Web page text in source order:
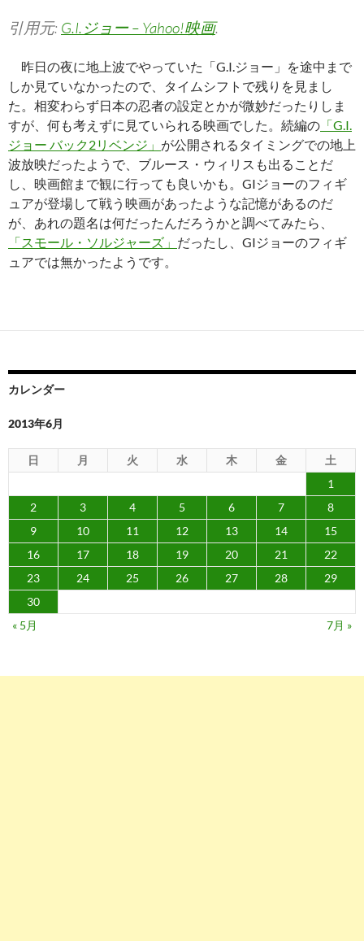
引用元: G.I.ジョー – Yahoo!映画.
昨日の夜に地上波でやっていた「G.I.ジョー」を途中まで
しか見ていなかったので、タイムシフトで残りを見まし
た。相変わらず日本の忍者の設定とかが微妙だったりしま
すが、何も考えずに見ていられる映画でした。続編の 「G.I.
ジョー バック2リベンジ」 が公開されるタイミングでの地上
波放映だったようで、ブルース・ウィリスも出ることだ
し、映画館まで観に行っても良いかも。GIジョーのフィギ
ュアが登場して戦う映画があったような記憶があるのだ
が、あれの題名は何だったんだろうかと調べてみたら、
「スモール・ソルジャーズ」 だったし、GIジョーのフィギ
ュアでは無かったようです。
カレンダー
2013年6月
日 月 火 水 木 金
土
1
2
3 4 5 6 7
8
9
10 11 12 13 14
15
16
17 18 19 20 21
22
23
24 25 26 27 28
29
30
« 5月
7月 »